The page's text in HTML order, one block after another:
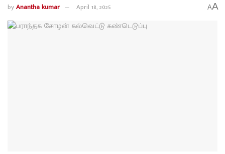
byAnantha kumar April 18, 2025 AA